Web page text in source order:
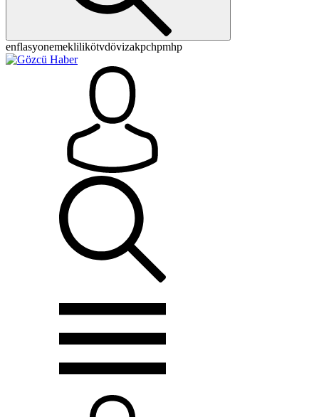
enflasyonemeklilikötvdövizakpchpmhp